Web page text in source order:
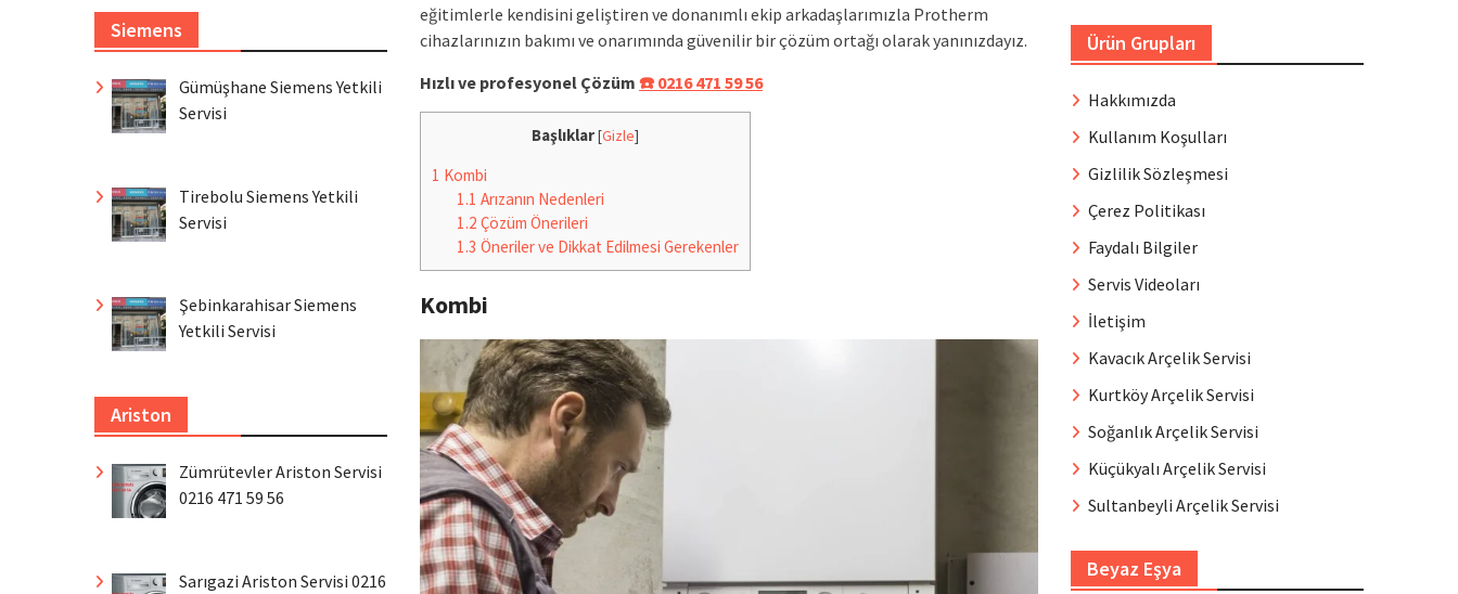
eğitimlerle kendisini geliştiren ve donanımlı ekip arkadaşlarımızla Protherm
cihazlarınızın bakımı ve onarımında güvenilir bir çözüm ortağı olarak yanınızdayız.
Hızlı ve profesyonel Çözüm ☎️ 0216 471 59 56
Başlıklar[Gizle]
1 Kombi
1.1 Arızanın Nedenleri
1.2 Çözüm Önerileri
1.3 Öneriler ve Dikkat Edilmesi Gerekenler
Kombi
Ürün Grupları
Hakkımızda
Kullanım Koşulları
Gizlilik Sözleşmesi
Çerez Politikası
Faydalı Bilgiler
Servis Videoları
İletişim
Kavacık Arçelik Servisi
Kurtköy Arçelik Servisi
Soğanlık Arçelik Servisi
Küçükyalı Arçelik Servisi
Sultanbeyli Arçelik Servisi
Beyaz Eşya
Siemens
Gümüşhane Siemens Yetkili
Servisi
Tirebolu Siemens Yetkili
Servisi
Şebinkarahisar Siemens
Yetkili Servisi
Ariston
Zümrütevler Ariston Servisi
0216 471 59 56
Sarıgazi Ariston Servisi 0216